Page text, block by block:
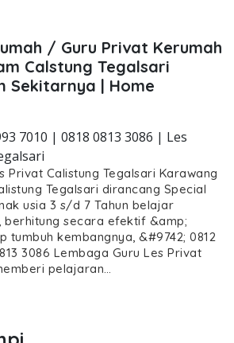
/ Guru Privat Kerumah
Calstung Tegalsari
Sekitarnya | Home
7010 | 0818 0813 3086 | Les
Privat Calistung Tegalsari Karawang
Tegalsari dirancang Special
usia 3 s/d 7 Tahun belajar
berhitung secara efektif &amp;
tumbuh kembangnya, &#9742; 0812
3086 Lembaga Guru Les Privat
pelajaran…